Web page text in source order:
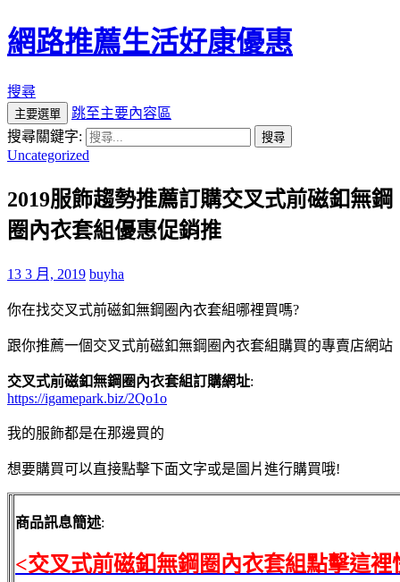
網路推薦生活好康優惠
搜尋
主要選單
跳至主要內容區
搜尋關鍵字:
Uncategorized
2019服飾趨勢推薦訂購交叉式前磁釦無鋼
圈內衣套組優惠促銷推
13 3 月, 2019 buyha
你在找交叉式前磁釦無鋼圈內衣套組哪裡買嗎?
跟你推薦一個交叉式前磁釦無鋼圈內衣套組購買的專賣店網站
交叉式前磁釦無鋼圈內衣套組訂購網址:
https://igamepark.biz/2Qo1o
我的服飾都是在那邊買的
想要購買可以直接點擊下面文字或是圖片進行購買哦!
商品訊息簡述:
<交叉式前磁釦無鋼圈內衣套組點擊這裡